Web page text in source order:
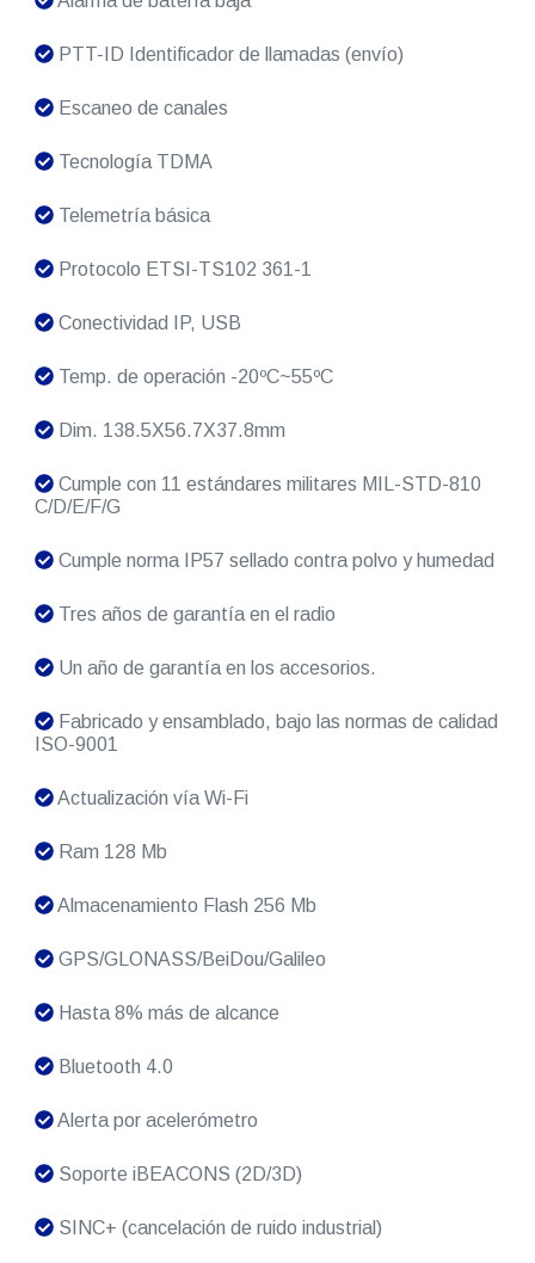
PTT-ID Identificador de llamadas (envío)
Escaneo de canales
Tecnología TDMA
Telemetría básica
Protocolo ETSI-TS102 361-1
Conectividad IP, USB
Temp. de operación -20ºC~55ºC
Dim. 138.5X56.7X37.8mm
Cumple con 11 estándares militares MIL-STD-810
C/D/E/F/G
Cumple norma IP57 sellado contra polvo y humedad
Tres años de garantía en el radio
Un año de garantía en los accesorios.
Fabricado y ensamblado, bajo las normas de calidad
ISO-9001
Actualización vía Wi-Fi
Ram 128 Mb
Almacenamiento Flash 256 Mb
GPS/GLONASS/BeiDou/Galileo
Hasta 8% más de alcance
Bluetooth 4.0
Alerta por acelerómetro
Soporte iBEACONS (2D/3D)
SINC+ (cancelación de ruido industrial)